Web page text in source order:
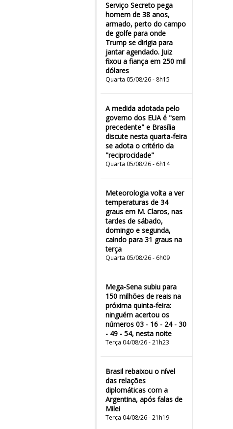
Serviço Secreto pega
homem de 38 anos,
armado, perto do campo
de golfe para onde
Trump se dirigia para
jantar agendado. Juiz
fixou a fiança em 250 mil
dólares
Quarta 05/08/26 - 8h15
A medida adotada pelo
governo dos EUA é "sem
precedente" e Brasília
discute nesta quarta-feira
se adota o critério da
"reciprocidade"
Quarta 05/08/26 - 6h14
Meteorologia volta a ver
temperaturas de 34
graus em M. Claros, nas
tardes de sábado,
domingo e segunda,
caindo para 31 graus na
terça
Quarta 05/08/26 - 6h09
Mega-Sena subiu para
150 milhões de reais na
próxima quinta-feira:
ninguém acertou os
números 03 - 16 - 24 - 30
- 49 - 54, nesta noite
Terça 04/08/26 - 21h23
Brasil rebaixou o nível
das relações
diplomáticas com a
Argentina, após falas de
Milei
Terça 04/08/26 - 21h19